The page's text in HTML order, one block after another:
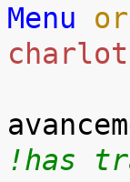
Menu
!has